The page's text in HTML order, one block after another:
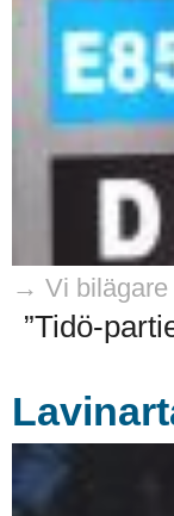
→ Vi bilägare
”Tidö-